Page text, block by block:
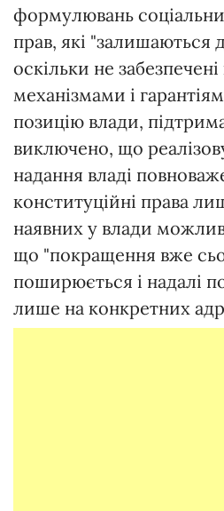
формулювань
прав, які "залишаються
оскільки не
механізмами і
позицію влади,
виключено, що
надання владі
конституційні права
наявних у влади
що "покращення вже
поширюється і надалі
лише на конкретних